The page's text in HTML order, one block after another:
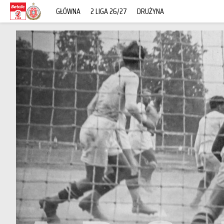
GŁÓWNA 2 LIGA 26/27 DRUŻYNA